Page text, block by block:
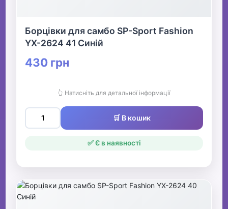
Борцівки для самбо SP-Sport Fashion
YX-2624 41 Синій
430 грн
👆 Натисніть для детальної інформації
🛒 В кошик
✅ Є в наявності